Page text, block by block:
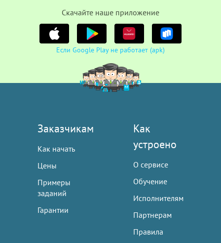
Cкачайте наше приложение
Если Google Play не работает (apk)
Заказчикам
Как начать
Цены
Примеры
заданий
Гарантии
Как
устроено
О сервисе
Обучение
Исполнителям
Партнерам
Правила